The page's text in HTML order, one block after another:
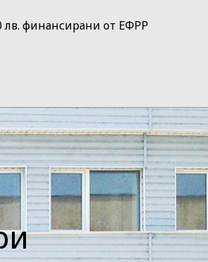
лв. финансирани от ЕФРР